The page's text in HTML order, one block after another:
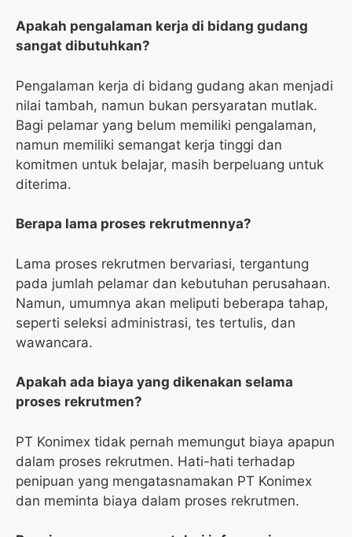
Apakah pengalaman kerja di bidang gudang
sangat dibutuhkan?
Pengalaman kerja di bidang gudang akan menjadi
nilai tambah, namun bukan persyaratan mutlak.
Bagi pelamar yang belum memiliki pengalaman,
namun memiliki semangat kerja tinggi dan
komitmen untuk belajar, masih berpeluang untuk
diterima.
Berapa lama proses rekrutmennya?
Lama proses rekrutmen bervariasi, tergantung
pada jumlah pelamar dan kebutuhan perusahaan.
Namun, umumnya akan meliputi beberapa tahap,
seperti seleksi administrasi, tes tertulis, dan
wawancara.
Apakah ada biaya yang dikenakan selama
proses rekrutmen?
PT Konimex tidak pernah memungut biaya apapun
dalam proses rekrutmen. Hati-hati terhadap
penipuan yang mengatasnamakan PT Konimex
dan meminta biaya dalam proses rekrutmen.